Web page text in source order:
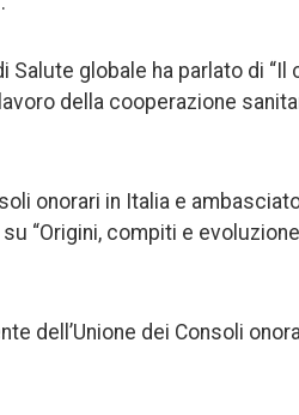
globale ha parlato di “Il
della cooperazione
onorari in Italia e
“Origini, compiti e evoluzione
dell’Unione dei Consoli